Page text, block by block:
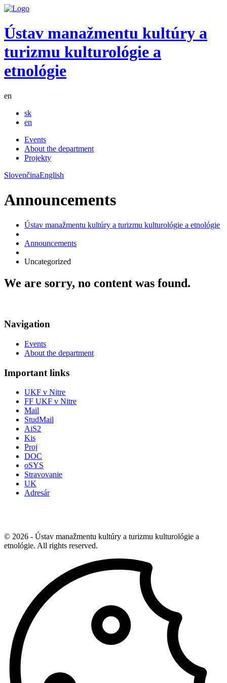
Ústav manažmentu kultúry a
turizmu kulturológie a
etnológie
en
sk
en
Events
About the department
Projekty
SlovenčinaEnglish
Announcements
Ústav manažmentu kultúry a turizmu kulturológie a etnológie
Announcements
Uncategorized
We are sorry, no content was found.
Navigation
Events
About the department
Important links
UKF v Nitre
FF UKF v Nitre
Mail
StudMail
AiS2
Kis
Proj
DOC
oSYS
Stravovanie
UK
Adresár
© 2026 - Ústav manažmentu kultúry a turizmu kulturológie a
etnológie. All rights reserved.